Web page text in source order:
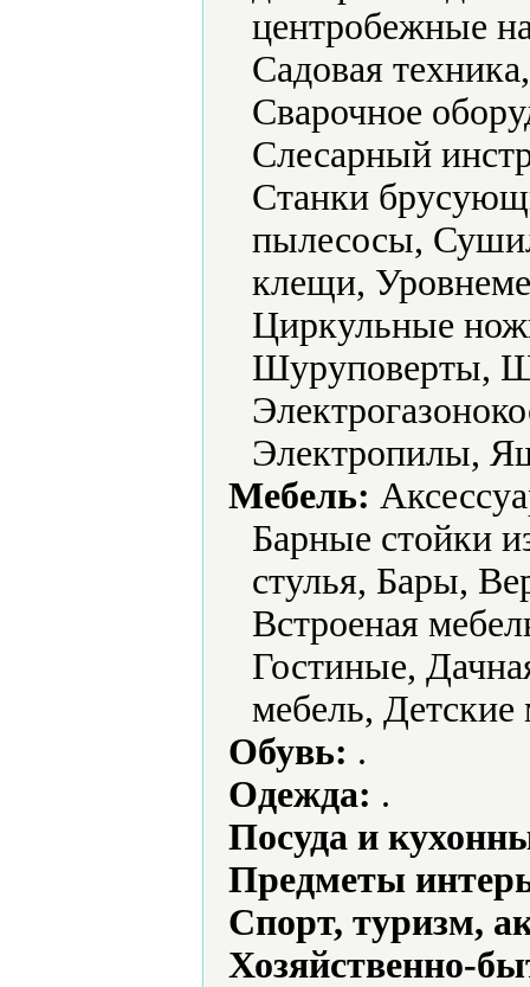
центробежные
Садовая
Сварочное
Слесарный
Станки
пылесосы,
клещи,
Циркульные
Шуруповерты,
Электропилы,
Мебель:
Барные стойки
стулья, Бары,
Встроеная
Гостиные,
мебель, Детские
Обувь: .
Одежда: .
Посуда и
Предметы
Спорт, туризм,
Хозяйственно-